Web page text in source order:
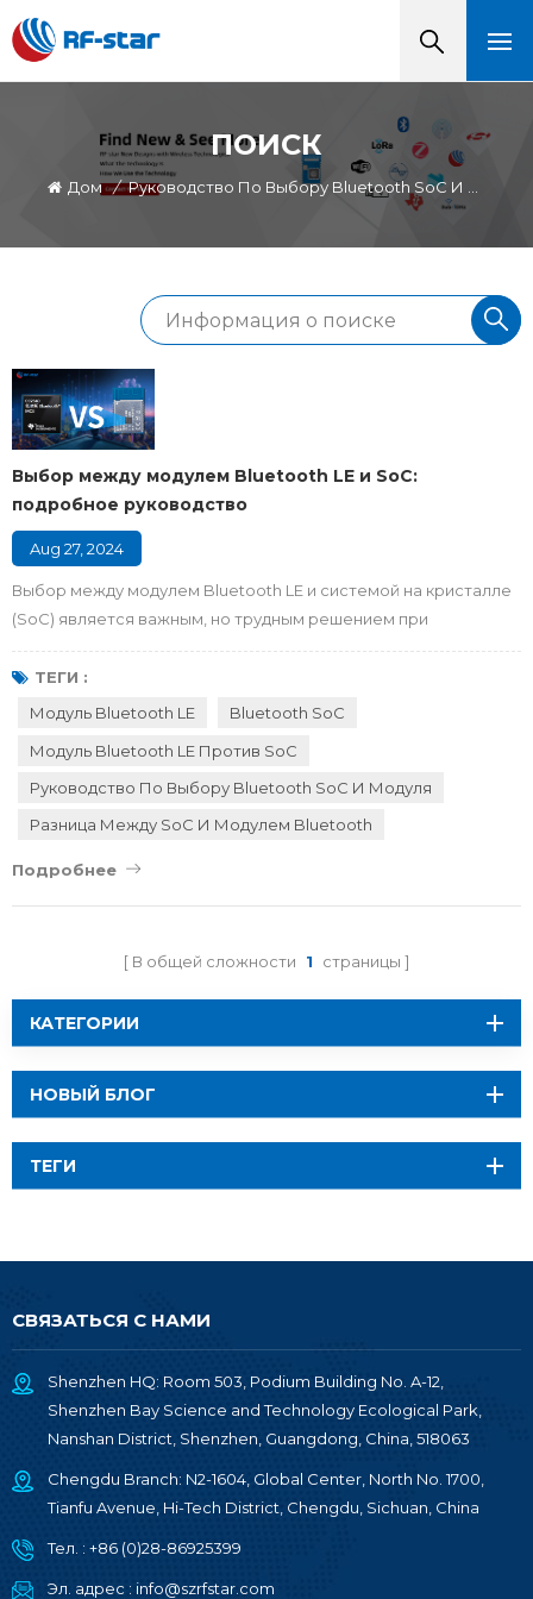
ПОИСК
Дом /
Выбор между модулем Bluetooth LE и SoC:
подробное руководство
Aug 27, 2024
Выбор между модулем Bluetooth LE и системой на кристалле
(SoC) является важным, но трудным решением при
проектировании устройства Bluetooth . Каждый вариант
имеет свой набор преимуществ и недостатков, поэтому
необходимо тщательно взвесить производительность,
технологий Bluetooth, RF - star стремится упростить процесс
принятия решений , предоста...
ТЕГИ :
Модуль Bluetooth LE
Bluetooth SoC
Модуль Bluetooth LE Против SoC
Руководство По Выбору Bluetooth SoC И Модуля
Разница Между SoC И Модулем Bluetooth
Подробнее
В общей сложности 1 страницы
КАТЕГОРИИ
НОВЫЙ БЛОГ
ТЕГИ
СВЯЗАТЬСЯ С НАМИ
Shenzhen HQ: Room 503, Podium Building No. A-12,
Shenzhen Bay Science and Technology Ecological Park,
Nanshan District, Shenzhen, Guangdong, China, 518063
Chengdu Branch: N2-1604, Global Center, North No. 1700,
Tianfu Avenue, Hi-Tech District, Chengdu, Sichuan, China
Тел. : +86 (0)28-86925399
Эл. адрес : info@szrfstar.com